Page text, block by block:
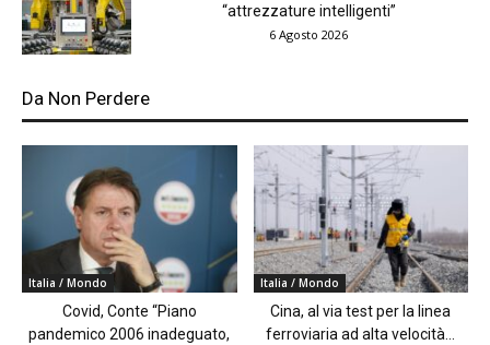
“attrezzature intelligenti”
6 Agosto 2026
Da Non Perdere
Italia / Mondo
Covid, Conte “Piano
pandemico 2006 inadeguato,
Italia / Mondo
Cina, al via test per la linea
ferroviaria ad alta velocità...